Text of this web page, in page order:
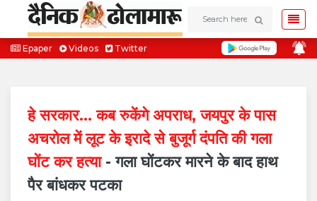
Epaper Videos Twitter
हे सरकार... कब रुकेंगे अपराध, जयपुर के पास
अचरोल में लूट के इरादे से बुजूर्ग दंपति की गला
घोंट कर हत्या - गला घोंटकर मारने के बाद हाथ
पैर बांधकर पटका